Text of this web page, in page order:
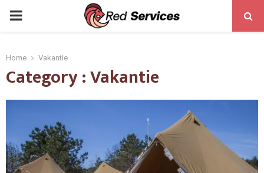
PRIMARY
Home Vakantie
Category : Vakantie